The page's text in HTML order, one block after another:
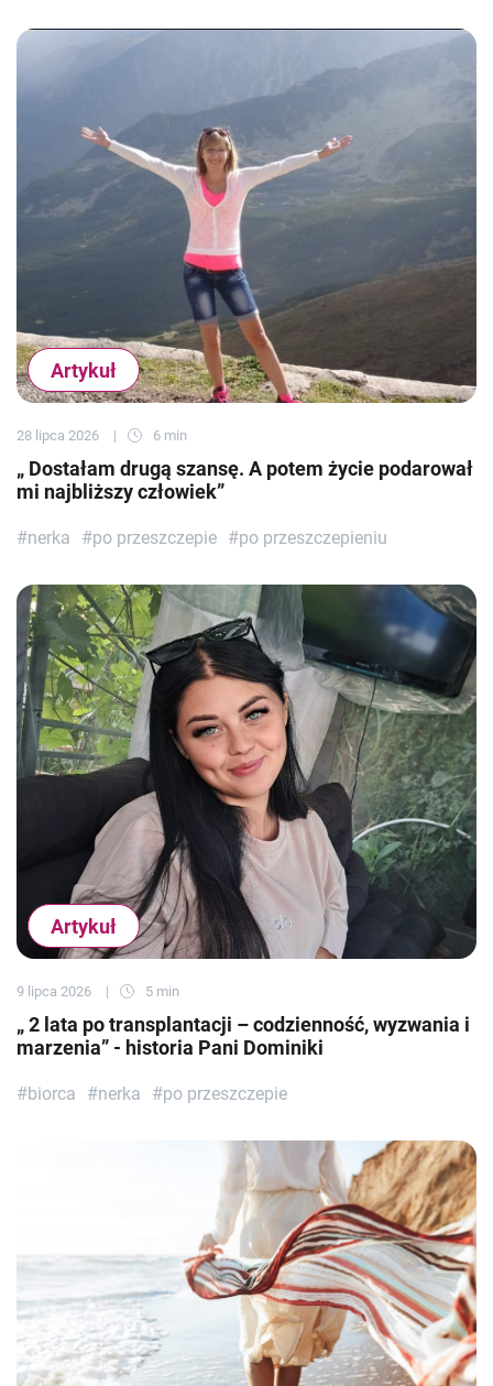
Artykuł
28 lipca 2026 6 min
„ Dostałam drugą szansę. A potem życie podarował
mi najbliższy człowiek”
#nerka #po przeszczepie #po przeszczepieniu
Artykuł
9 lipca 2026 5 min
„ 2 lata po transplantacji – codzienność, wyzwania i
marzenia” - historia Pani Dominiki
#biorca #nerka #po przeszczepie